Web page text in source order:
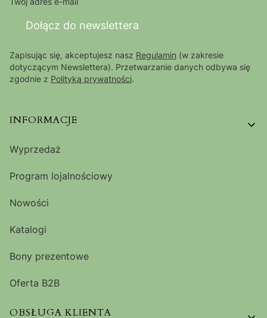
Dołącz do newslettera
Zapisując się, akceptujesz nasz Regulamin (w zakresie
dotyczącym Newslettera). Przetwarzanie danych odbywa się
zgodnie z Polityką prywatności.
Linki w stopce
INFORMACJE
Wyprzedaż
Program lojalnościowy
Nowości
Katalogi
Bony prezentowe
Oferta B2B
OBSŁUGA KLIENTA